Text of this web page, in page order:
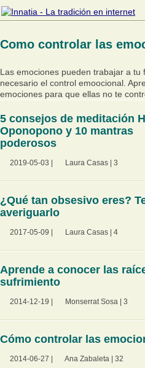
Como controlar las
Las emociones pueden trabajar a
necesario el control emoocional.
emociones para que ellas no te
5 consejos de meditación
Oponopono y 10 mantras
poderosos
2019-05-03 Laura Casas 3
¿Qué tan obsesivo eres?
averiguarlo
2017-05-09 Laura Casas 4
Aprende a conocer las
sufrimiento
2014-12-19 Monserrat Sosa 3
Cómo controlar las
2014-06-27 Ana Zabaleta 32